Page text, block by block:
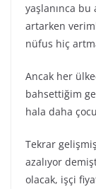
yaşlanınca bu
artarken
nüfus hiç
Ancak her
bahsettiğim
hala daha
Tekrar
azalıyor
olacak, işçi